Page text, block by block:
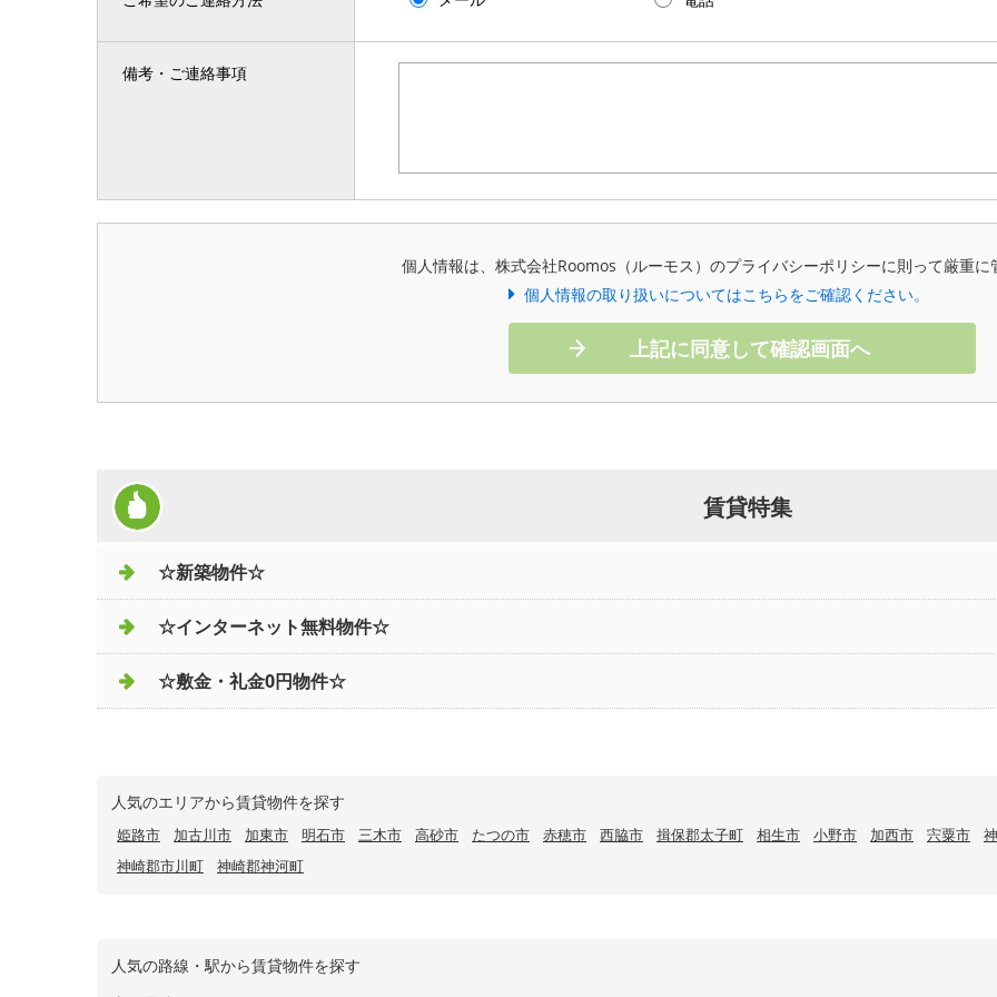
備考・ご連絡事項
個人情報は、株式会社Roomos（ルーモス）のプライバシーポリシーに則って厳重に
個人情報の取り扱いについてはこちらをご確認ください。
上記に同意して確認画面へ
賃貸特集
☆新築物件☆
☆インターネット無料物件☆
☆敷金・礼金0円物件☆
人気のエリアから賃貸物件を探す
姫路市 加古川市 加東市 明石市 三木市 高砂市 たつの市 赤穂市 西脇市 揖保郡太子町 相生市 小野市 加西市 宍粟市
神崎郡市川町
神崎郡神河町
人気の路線・駅から賃貸物件を探す